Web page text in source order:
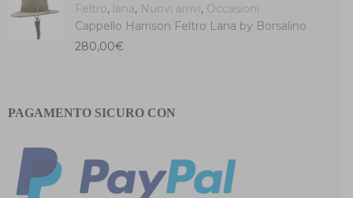
Feltro, lana, Nuovi arrivi, Occasioni
Cappello Harrison Feltro Lana by Borsalino
280,00€
PAGAMENTO SICURO CON